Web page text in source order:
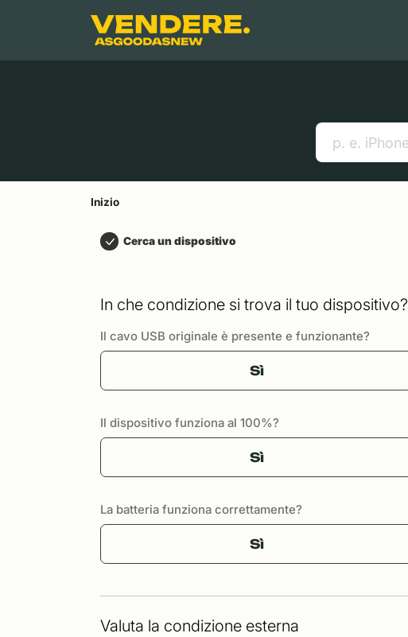
Contenuto principale
Inizio
Cerca un dispositivo
In che condizione si trova il tuo dispositivo?
Il cavo USB originale è presente e funzionante?
Sì
Il dispositivo funziona al 100%?
Sì
La batteria funziona correttamente?
Sì
Valuta la condizione esterna